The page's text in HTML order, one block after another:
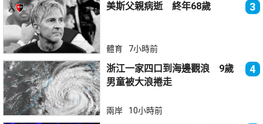
美斯父親病逝 終年68歲 3
體育 7小時前
浙江一家四口到海邊觀浪 9歲
男童被大浪捲走
4
兩岸 10小時前